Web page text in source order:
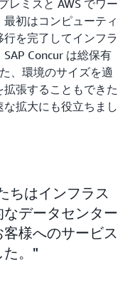
レミスと AWS でワー
初はコンピューティ
を完了してインフラ
Concur は総保有
、環境のサイズを適
張することもできた
拡大にも役立ちまし
はより多くのリソ
に充てることができ
私たちは物理的なデ
ラクチャの管理やス
ビス提供に注力する
は言います。
生成 AI を探求する
ちはインフラス
なデータセンター
様へのサービス
。